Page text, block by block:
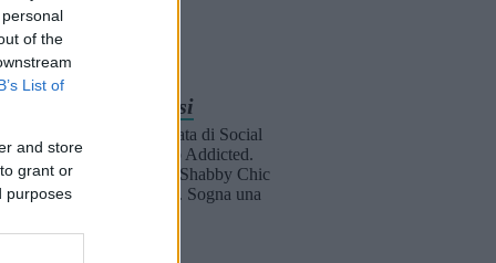
of the
List of
and store
grant or
purposes
Gloria Soresi
Giornalista malata di Social
Network e Web Addicted.
Ama i Gatti, lo Shabby Chic
e i vestiti a pois. Sogna una